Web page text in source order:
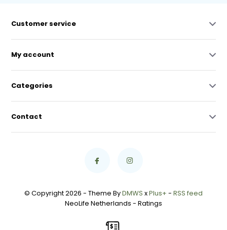
Customer service
My account
Categories
Contact
© Copyright 2026 - Theme ByDMWS xPlus+ - RSS feed
NeoLife Netherlands - Ratings